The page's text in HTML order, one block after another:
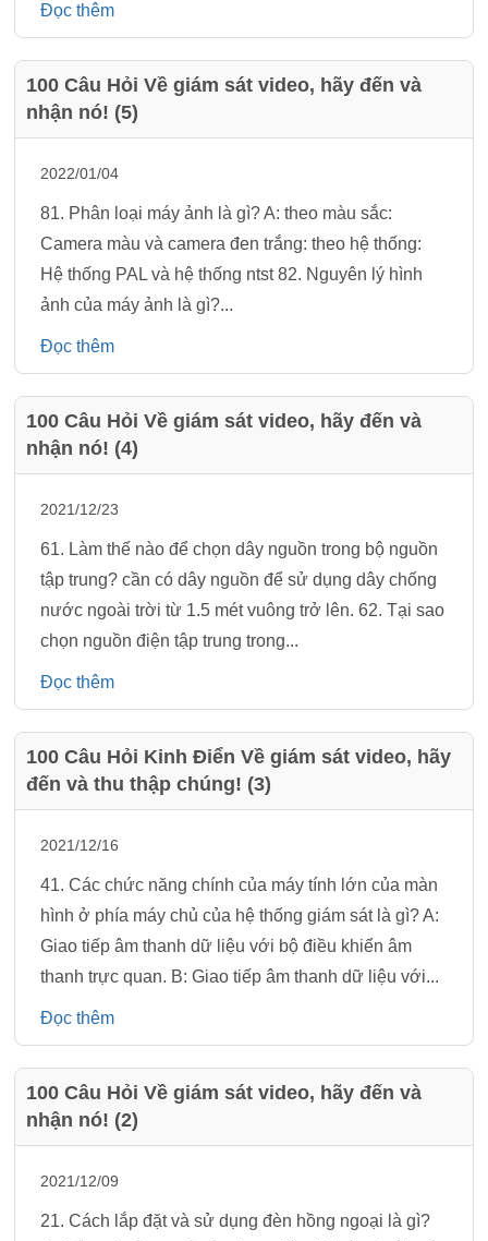
Đọc thêm
100 Câu Hỏi Về giám sát video, hãy đến và
nhận nó! (5)
2022/01/04
81. Phân loại máy ảnh là gì? A: theo màu sắc:
Camera màu và camera đen trắng: theo hệ thống:
Hệ thống PAL và hệ thống ntst 82. Nguyên lý hình
ảnh của máy ảnh là gì?...
Đọc thêm
100 Câu Hỏi Về giám sát video, hãy đến và
nhận nó! (4)
2021/12/23
61. Làm thế nào để chọn dây nguồn trong bộ nguồn
tập trung? cần có dây nguồn để sử dụng dây chống
nước ngoài trời từ 1.5 mét vuông trở lên. 62. Tại sao
chọn nguồn điện tập trung trong...
Đọc thêm
100 Câu Hỏi Kinh Điển Về giám sát video, hãy
đến và thu thập chúng! (3)
2021/12/16
41. Các chức năng chính của máy tính lớn của màn
hình ở phía máy chủ của hệ thống giám sát là gì? A:
Giao tiếp âm thanh dữ liệu với bộ điều khiển âm
thanh trực quan. B: Giao tiếp âm thanh dữ liệu với...
Đọc thêm
100 Câu Hỏi Về giám sát video, hãy đến và
nhận nó! (2)
2021/12/09
21. Cách lắp đặt và sử dụng đèn hồng ngoại là gì?